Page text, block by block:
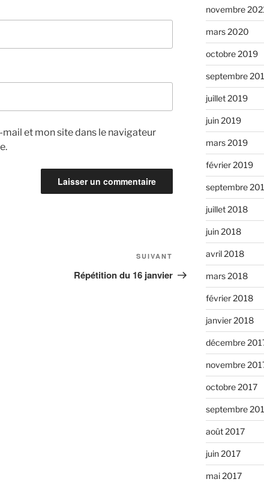
et mon site dans le navigateur
suivant
SUIVANT
Répétition du 16 janvier
novembre
mars 2020
octobre 2019
septembre
juillet 2019
juin 2019
mars 2019
février 2019
septembre
juillet 2018
juin 2018
avril 2018
mars 2018
février 2018
janvier 2018
décembre
novembre
octobre 2017
septembre
août 2017
juin 2017
mai 2017